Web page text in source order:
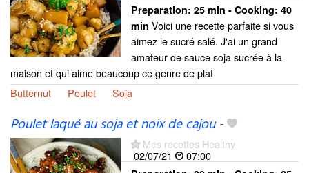
Preparation: 25 min - Cooking: 40
min Voici une recette parfaite si vous
aimez le sucré salé. J'ai un grand
amateur de sauce soja sucrée à la
maison et qui aime beaucoup ce genre de plat
Butternut
Poulet Soja
Poulet laqué au soja et noix de cajou-
Mes recettes Healthy
02/07/21
07:00